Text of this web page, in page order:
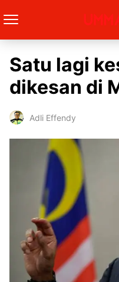
Satu lagi
dikesan di
Adli Effendy